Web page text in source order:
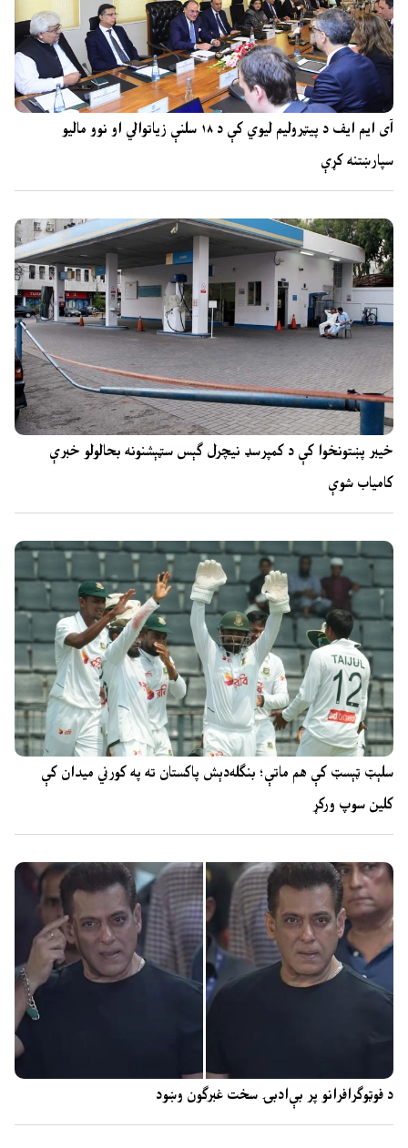
آی ایم ایف د پیټرولیم لیوي کې د ۱۸ سلنې زیاتوالي او نوو مالیو
سپارښتنه کړې
خیبر پښتونخوا کې د کمپرسډ نیچرل ګېس سټېشنونه بحالولو خبرې
کامیاب شوې
سلېټ ټېسټ کې هم ماتې؛ بنګله‌دېش پاکستان ته په کورني میدان کې
کلین سوپ ورکړ
د فوټوګرافرانو پر بې‌ادبۍ سخت غبرګون وښود